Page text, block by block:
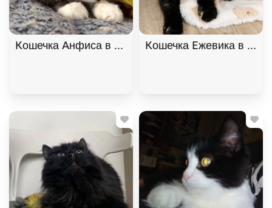
Кошечка Анфиса в добрые руки, Трёхцветный,
Кошечка Ежевика в